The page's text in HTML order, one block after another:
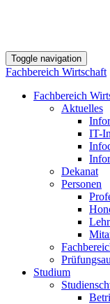
Toggle navigation
Fachbereich Wirtschaft
Fachbereich
Aktuelles
IT-
Dekanat
Personen
Studium